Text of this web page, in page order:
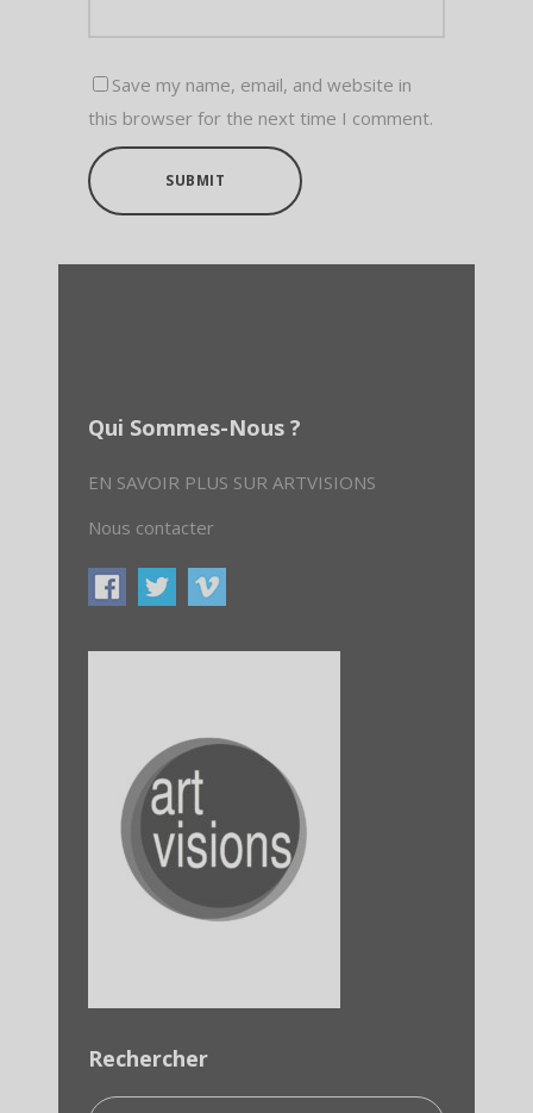
Save my name, email, and website in
this browser for the next time I comment.
SUBMIT
Qui Sommes-Nous ?
EN SAVOIR PLUS SUR ARTVISIONS
Nous contacter
Rechercher